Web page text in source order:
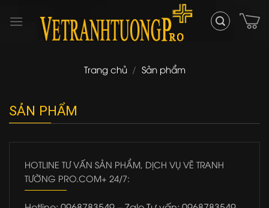
Trang chủ / Sản phẩm
SẢN PHẨM
HOTLINE TƯ VẤN SẢN PHẨM, DỊCH VỤ VẼ TRANH
TƯỜNG PRO.COM+ 24/7: